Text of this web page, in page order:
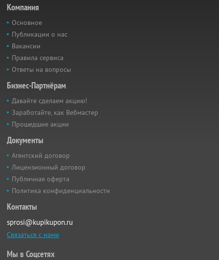
Компания
Основное
Публикации о нас
Вакансии
Правила сервиса
Ответы на вопросы
Бизнес-Партнёрам
Давайте сделаем акцию!
Заработайте, как Вебмастер
Прошедшие акции
Документы
Агентский договор
Лицензионный договор
Публичная оферта
Политика конфиденциальности
Контакты
sprosi@kupikupon.ru
Связаться с нами
Мы в Соцсетях